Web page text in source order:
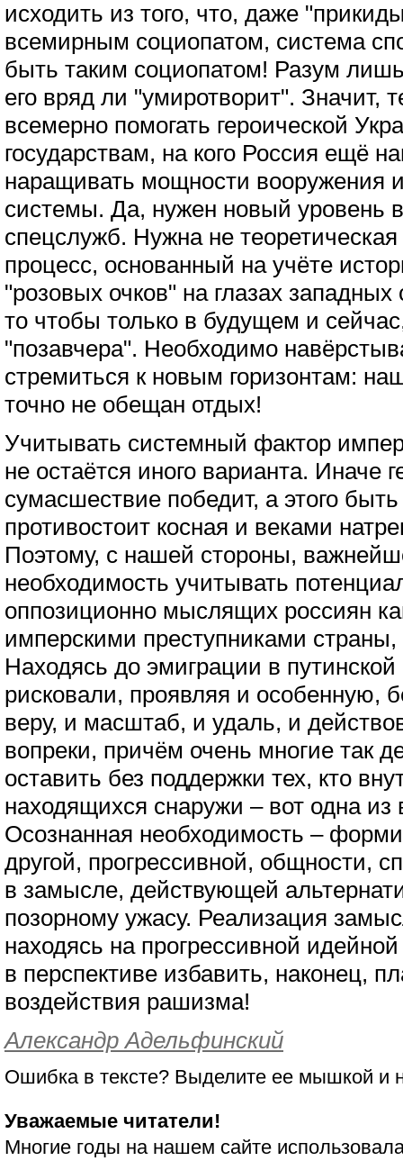
исходить из того, что, даже
всемирным социопатом, система
быть таким социопатом! Разум
его вряд ли "умиротворит". Значит,
всемерно помогать героической
государствам, на кого Россия ещё
наращивать мощности вооружения
системы. Да, нужен новый уровень
спецслужб. Нужна не
процесс, основанный на учёте
"розовых очков" на глазах
то чтобы только в будущем и
"позавчера". Необходимо
стремиться к новым горизонтам:
точно не обещан отдых!
Учитывать системный фактор
не остаётся иного варианта. Иначе
сумасшествие победит, а этого
противостоит косная и веками
Поэтому, с нашей стороны,
необходимость учитывать
оппозиционно мыслящих россиян
имперскими преступниками страны,
Находясь до эмиграции в
рисковали, проявляя и особенную,
веру, и масштаб, и удаль, и
вопреки, причём очень многие так
оставить без поддержки тех, кто
находящихся снаружи – вот одна
Осознанная необходимость –
другой, прогрессивной, общности,
в замысле, действующей
позорному ужасу. Реализация
находясь на прогрессивной
в перспективе избавить, наконец,
воздействия рашизма!
Александр Адельфинский
Ошибка в тексте? Выделите ее мышкой и
Уважаемые читатели!
Многие годы на нашем сайте